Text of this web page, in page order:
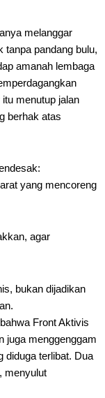
melanggar
tanpa pandang bulu,
amanah lembaga
menutup jalan
berhak atas
yang mencoreng
agar
bukan dijadikan
Front Aktivis
juga menggenggam
diduga terlibat. Dua
menyulut